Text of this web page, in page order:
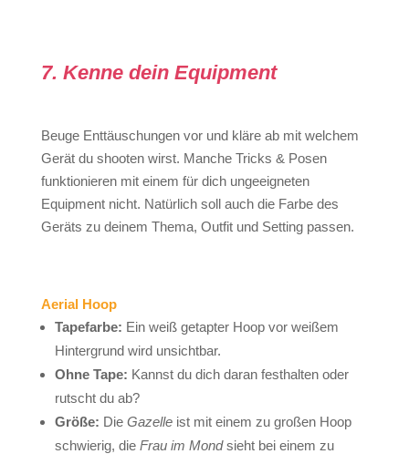
7. Kenne dein Equipment
Beuge Enttäuschungen vor und kläre ab mit welchem
Gerät du shooten wirst. Manche Tricks & Posen
funktionieren mit einem für dich ungeeigneten
Equipment nicht. Natürlich soll auch die Farbe des
Geräts zu deinem Thema, Outfit und Setting passen.
Aerial Hoop
Tapefarbe: Ein weiß getapter Hoop vor weißem
Hintergrund wird unsichtbar.
Ohne Tape: Kannst du dich daran festhalten oder
rutscht du ab?
Größe: Die Gazelleist mit einem zu großen Hoop
schwierig, die Frau im Mondsieht bei einem zu